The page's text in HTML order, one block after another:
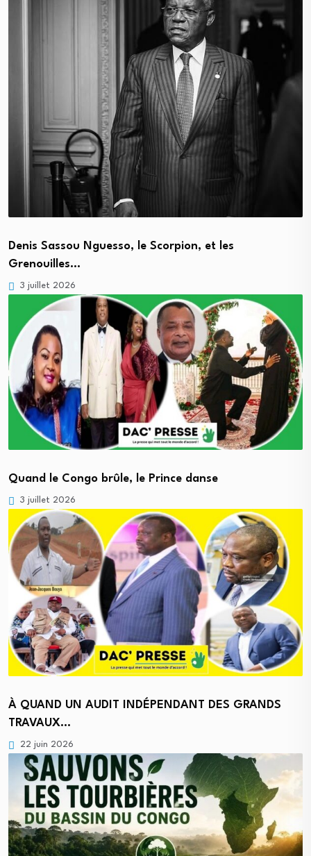
Denis Sassou Nguesso, le Scorpion, et les
Grenouilles…
3 juillet 2026
Quand le Congo brûle, le Prince danse
3 juillet 2026
À QUAND UN AUDIT INDÉPENDANT DES GRANDS
TRAVAUX…
22 juin 2026